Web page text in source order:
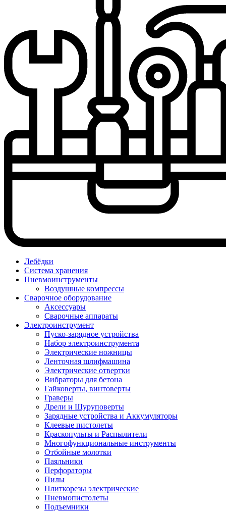
Лебёдки
Система хранения
Пневмоинструменты
Воздушные компрессы
Сварочное оборудование
Аксессуары
Сварочные аппараты
Электроинструмент
Пуско-зарядное устройства
Набор электроинструмента
Электрические ножницы
Ленточная шлифмашина
Электрические отвертки
Вибраторы для бетона
Гайковерты, винтоверты
Граверы
Дрели и Шуруповерты
Зарядные устройства и Аккумуляторы
Клеевые пистолеты
Краскопульты и Распылители
Многофункциональные инструменты
Отбойные молотки
Паяльники
Перфораторы
Пилы
Плиткорезы электрические
Пневмопистолеты
Подъемники